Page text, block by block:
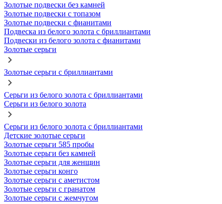
Золотые подвески без камней
Золотые подвески с топазом
Золотые подвески с фианитами
Подвеска из белого золота с бриллиантами
Подвески из белого золота с фианитами
Золотые серьги
Золотые серьги с бриллиантами
Серьги из белого золота с бриллиантами
Серьги из белого золота
Серьги из белого золота с бриллиантами
Детские золотые серьги
Золотые серьги 585 пробы
Золотые серьги без камней
Золотые серьги для женщин
Золотые серьги конго
Золотые серьги с аметистом
Золотые серьги с гранатом
Золотые серьги с жемчугом